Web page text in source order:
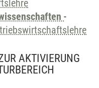
-
AKTIVIERUNG